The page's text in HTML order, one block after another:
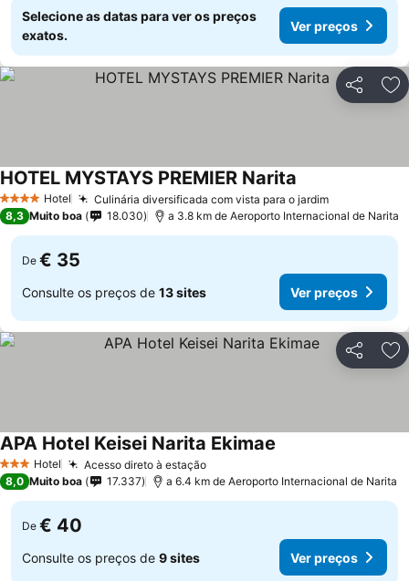
Selecione as datas para ver os preços
exatos.
Ver preços
Partilhar
4 EstrelasHotel Culinária diversificada com vista para o jardim
HOTEL MYSTAYS PREMIER Narita
8,3 Muito boa 18.030 a 3.8 km de Aeroporto Internacional de Narita
De € 35
Consulte os preços de 13 sites Ver preços
Partilhar
3 EstrelasHotel Acesso direto à estação
APA Hotel Keisei Narita Ekimae
8,0 Muito boa 17.337 a 6.4 km de Aeroporto Internacional de Narita
De € 40
Consulte os preços de 9 sites Ver preços